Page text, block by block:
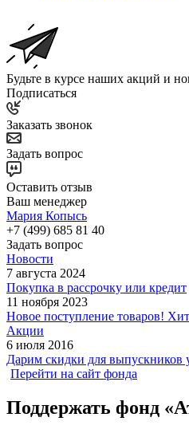
Будьте в курсе наших акций и
Подписаться
Заказать звонок
Задать вопрос
Оставить отзыв
Ваш менеджер
Мария Копысь
+7 (499) 685 81 40
Задать вопрос
Новости
7 августа 2024
Покупка в рассрочку или кредит
11 ноября 2023
Новое поступление товаров!
Акции
6 июля 2016
Дарим скидки для выпускников
Перейти на сайт фонда
Поддержать фонд